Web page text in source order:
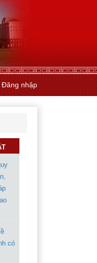
Đăng nhập
có